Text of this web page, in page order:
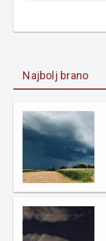
Najbolj brano